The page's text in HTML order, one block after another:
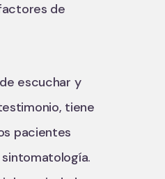
de
escuchar y
tiene
pacientes